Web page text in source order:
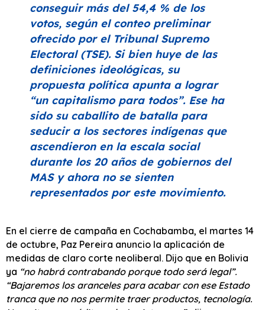
conseguir más del 54,4 % de los
votos, según el conteo preliminar
ofrecido por el Tribunal Supremo
Electoral (TSE). Si bien huye de las
definiciones ideológicas, su
propuesta política apunta a lograr
“un capitalismo para todos”. Ese ha
sido su caballito de batalla para
seducir a los sectores indígenas que
ascendieron en la escala social
durante los 20 años de gobiernos del
MAS y ahora no se sienten
representados por este movimiento.
En el cierre de campaña en Cochabamba, el martes 14
de octubre, Paz Pereira anuncio la aplicación de
medidas de claro corte neoliberal. Dijo que en Bolivia
ya “no habrá contrabando porque todo será legal”.
“Bajaremos los aranceles para acabar con ese Estado
tranca que no nos permite traer productos, tecnología.